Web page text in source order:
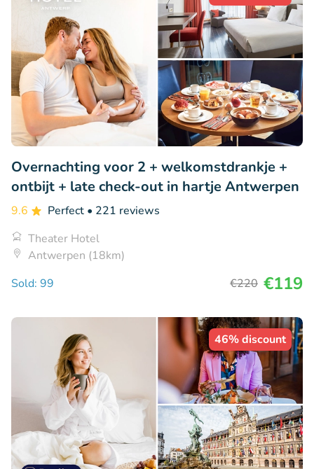
Overnachting voor 2 + welkomstdrankje +
ontbijt + late check-out in hartje Antwerpen
9.6 Perfect • 221 reviews
Theater Hotel
Antwerpen (18km)
Sold: 99
€220 €119
46% discount